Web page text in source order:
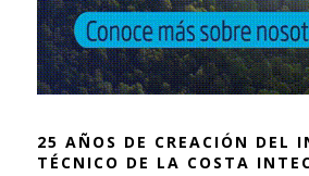
25 AÑOS DE CREACIÓN DEL
TÉCNICO DE LA COSTA